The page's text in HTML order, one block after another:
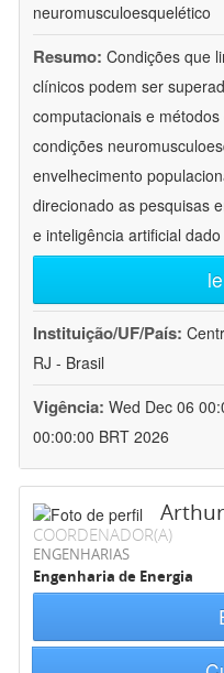
neuromusculoesquelético
Resumo: Condições que
clínicos podem ser
computacionais e
condições
envelhecimento
direcionado as pesquisas
e inteligência artificial
Instituição/UF/País:
RJ - Brasil
Vigência: Wed Dec 06
00:00:00 BRT 2026
COORDENADOR(A)
ENGENHARIAS
Engenharia de Energia